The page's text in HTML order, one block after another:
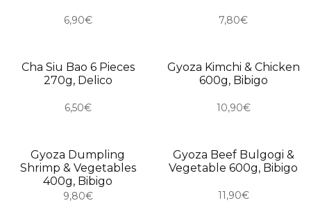
6,90€ 7,80€
Cha Siu Bao 6 Pieces
270g, Delico
6,50€
USKORO
Gyoza Kimchi & Chicken
600g, Bibigo
10,90€
Gyoza Dumpling
Shrimp & Vegetables
400g, Bibigo
9,80€
Gyoza Beef Bulgogi &
Vegetable 600g, Bibigo
11,90€